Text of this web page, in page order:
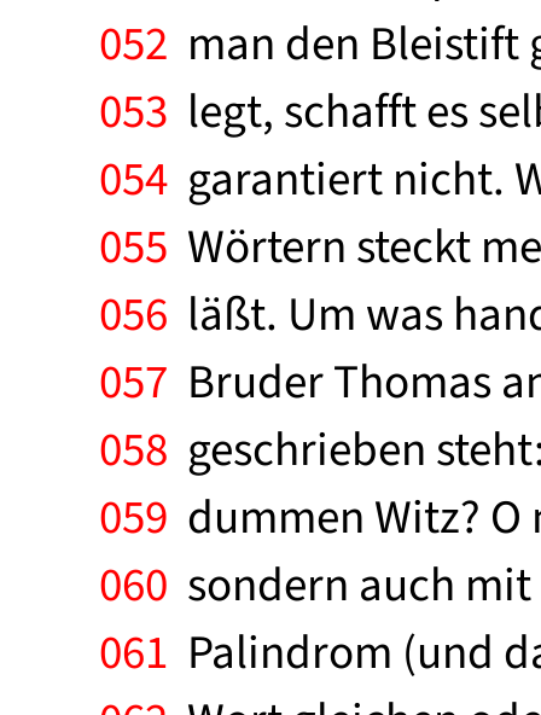
052 man den Bleistift
053 legt, schafft es
054 garantiert nicht.
055 Wörtern steckt
056 läßt. Um was
057 Bruder Thomas
058 geschrieben
059 dummen Witz?
060 sondern auch
061 Palindrom (und